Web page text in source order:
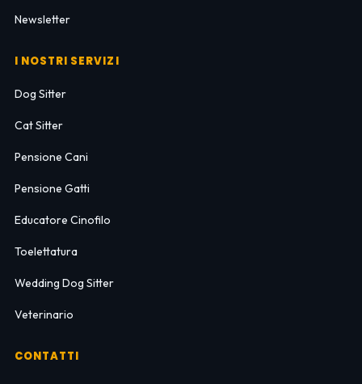
Newsletter
I NOSTRI SERVIZI
Dog Sitter
Cat Sitter
Pensione Cani
Pensione Gatti
Educatore Cinofilo
Toelettatura
Wedding Dog Sitter
Veterinario
CONTATTI